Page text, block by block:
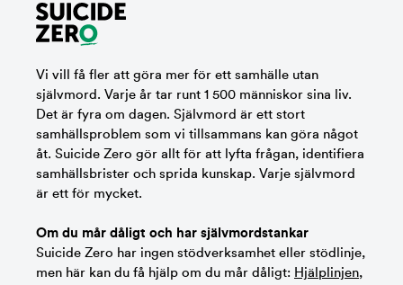
Vi vill få fler att göra mer för ett samhälle utan
självmord. Varje år tar runt 1 500 människor sina liv.
Det är fyra om dagen. Självmord är ett stort
samhällsproblem som vi tillsammans kan göra något
åt. Suicide Zero gör allt för att lyfta frågan, identifiera
samhällsbrister och sprida kunskap. Varje självmord
är ett för mycket.
Om du mår dåligt och har självmordstankar
Suicide Zero har ingen stödverksamhet eller stödlinje,
men här kan du få hjälp om du mår dåligt: Hjälplinjen,